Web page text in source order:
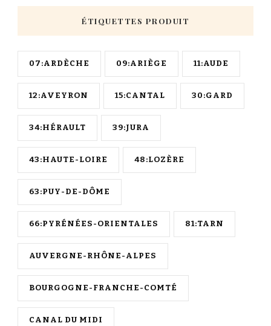
ÉTIQUETTES PRODUIT
07:ARDÈCHE 09:ARIÈGE 11:AUDE
12:AVEYRON 15:CANTAL 30:GARD
34:HÉRAULT 39:JURA
43:HAUTE-LOIRE 48:LOZÈRE
63:PUY-DE-DÔME
66:PYRÉNÉES-ORIENTALES 81:TARN
AUVERGNE-RHÔNE-ALPES
BOURGOGNE-FRANCHE-COMTÉ
CANAL DU MIDI